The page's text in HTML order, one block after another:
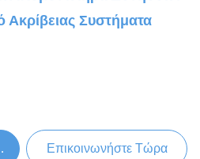
Ακρίβειας Συστήματα
Επικοινωνήστε Τώρα